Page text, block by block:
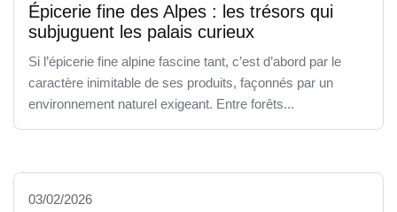
Épicerie fine des Alpes : les trésors qui
subjuguent les palais curieux
Si l’épicerie fine alpine fascine tant, c’est d’abord par le
caractère inimitable de ses produits, façonnés par un
environnement naturel exigeant. Entre forêts...
03/02/2026